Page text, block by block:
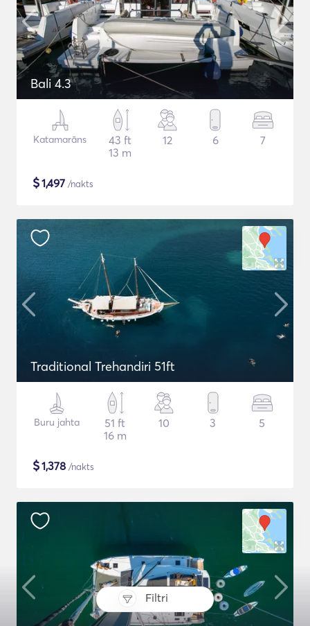
Filtri
Bali 4.3
Katamarāns
43 ft
13 m
12 6 7
$1,497 /nakts
Traditional Trehandiri 51ft
Buru jahta
51 ft
16 m
10 3 5
$1,378 /nakts